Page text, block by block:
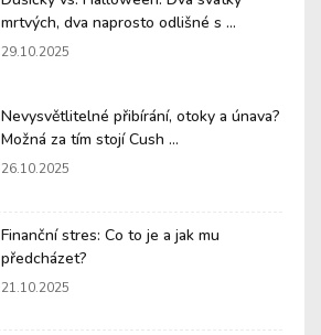
mrtvých, dva naprosto odlišné s ...
29.10.2025
Nevysvětlitelné přibírání, otoky a únava?
Možná za tím stojí Cush ...
26.10.2025
Finanční stres: Co to je a jak mu
předcházet?
21.10.2025